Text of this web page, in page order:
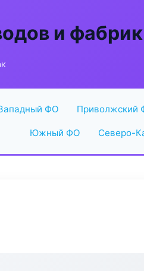
и фабрик
ФО Приволжский
Южный ФО Северо-